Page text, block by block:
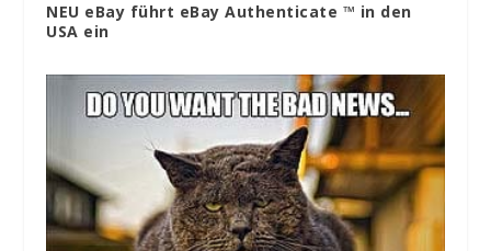
NEU eBay führt eBay Authenticate ™ in den
USA ein